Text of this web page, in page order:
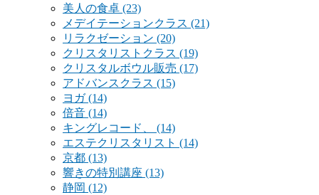
美人の食卓 (23)
メデイテーションクラス (21)
リラクゼーション (20)
クリスタリストクラス (19)
クリスタルボウル販売 (17)
アドバンスクラス (15)
ヨガ(14)
倍音 (14)
キングレコード、 (14)
エステクリスタリスト (14)
京都 (13)
響きの特別講座 (13)
静岡 (12)